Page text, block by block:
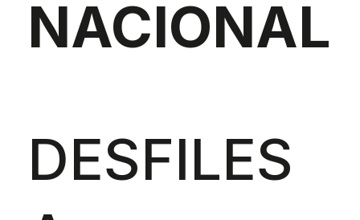
NACIONAL
DESFILES